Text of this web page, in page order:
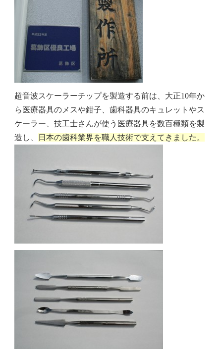
超音波スケーラーチップを製造する前は、大正10年か
ら医療器具のメスや鉗子、歯科器具のキュレットやス
ケーラー、技工士さんが使う医療器具を数百種類を製
造し、
日本の歯科業界を職人技術で支えてきました。